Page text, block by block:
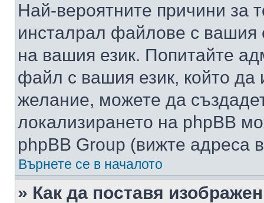
Най-вероятните причини за
инсталрал файлове с вашия
на вашия език. Попитайте
файл с вашия език, който да
желание, можете да
локализирането на phpBB
phpBB Group (вижте адреса
Върнете се в началото
» Как да поставя